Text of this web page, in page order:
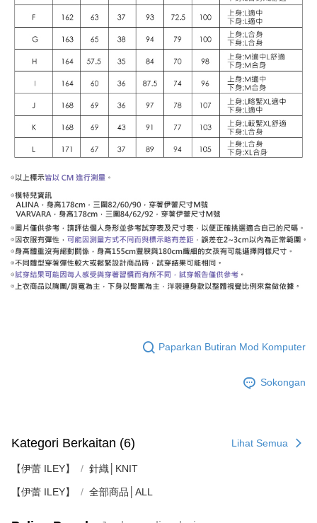
Paparkan Butiran Mod Komputer
Sokongan
Kategori Berkaitan (6) Lihat Semua
【伊蕾 ILEY】 針織│KNIT
【伊蕾 ILEY】 全部商品│ALL